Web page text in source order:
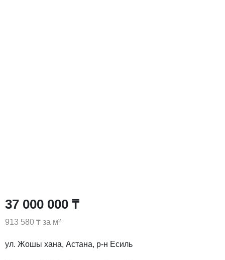
37 000 000 ₸
913 580 ₸ за м²
ул. Жошы хана, Астана, р-н Есиль